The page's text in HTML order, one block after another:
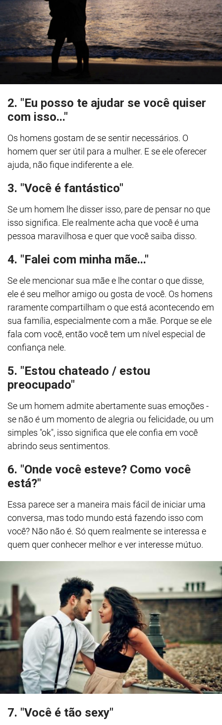
2. "Eu posso te ajudar se você quiser
com isso..."
Os homens gostam de se sentir necessários. O
homem quer ser útil para a mulher. E se ele oferecer
ajuda, não fique indiferente a ele.
3. "Você é fantástico"
Se um homem lhe disser isso, pare de pensar no que
isso significa. Ele realmente acha que você é uma
pessoa maravilhosa e quer que você saiba disso.
4. "Falei com minha mãe..."
Se ele mencionar sua mãe e lhe contar o que disse,
ele é seu melhor amigo ou gosta de você. Os homens
raramente compartilham o que está acontecendo em
sua família, especialmente com a mãe. Porque se ele
fala com você, então você tem um nível especial de
confiança nele.
5. "Estou chateado / estou
preocupado"
Se um homem admite abertamente suas emoções -
se não é um momento de alegria ou felicidade, ou um
simples "ok", isso significa que ele confia em você
abrindo seus sentimentos.
6. "Onde você esteve? Como você
está?"
Essa parece ser a maneira mais fácil de iniciar uma
conversa, mas todo mundo está fazendo isso com
você? Não não é. Só quem realmente se interessa e
quem quer conhecer melhor e ver interesse mútuo.
7. "Você é tão sexy"